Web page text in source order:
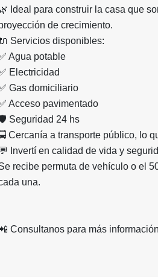
Ideal para construir la casa que
de crecimiento.
Servicios disponibles:
Agua potable
Electricidad
Gas domiciliario
Acceso pavimentado
Seguridad 24 hs
Cercanía a transporte público, lo
💬 Invertí en calidad de vida y
recibe permuta de vehículo o el
una.
Consultanos para más